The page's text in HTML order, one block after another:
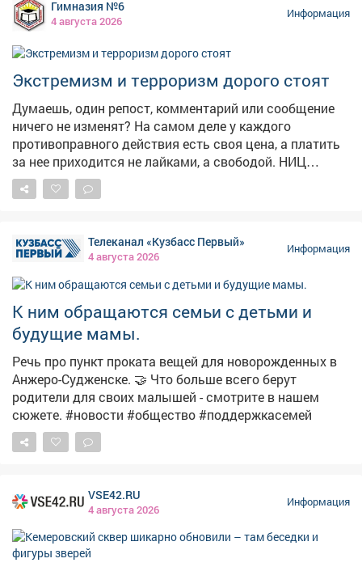
светофор появился в 1868году в Лондоне-он был
механическим, работал на газе и управлялся вручную.
Электрическую версию с красным и зелёным
сигналами установили в 1914году в Кливленде, а
жёлтый цвет добавили позже, чтобы предупреждать о
смене сигнала. В России светофоры начали
появляться в 1930‑х годах.
Гимназия №6
4 августа 2026
Информация
Экстремизм и терроризм дорого стоят
Думаешь, один репост, комментарий или сообщение
ничего не изменят? На самом деле у каждого
противоправного действия есть своя цена, а платить
за нее приходится не лайками, а свободой. НИЦ
Мониторинга и профилактики подготовил «прайс-
лист», который наглядно показывает последствия
вплоть до пожизненного лишения свободы! Не
поддавайся на провокации и не распространяй
сомнительный контент. Перед тем как поставить лайк,
сделать репост или отправить сообщение, задумайся
о последствиях. 🚫 Если ты столкнулся с
подозрительным предложением в сети или в жизни,
немедленно прекрати диалог и сообщи: ▫Горячая
линия ФСБ: 8 800 224 22 22; ▫Горячая линия
«Экстремизму - НЕТ!»: resurs-center.ru/hotline.
Телеканал «Кузбасс Первый»
4 августа 2026
Информация
К ним обращаются семьи с детьми и
будущие мамы.
Речь про пункт проката вещей для новорожденных в
Анжеро-Судженске. 🤝 Что больше всего берут
родители для своих малышей - смотрите в нашем
сюжете. #новости #общество #поддержкасемей
VSE42.RU
4 августа 2026
Информация